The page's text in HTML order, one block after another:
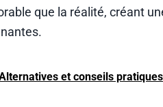
que la réalité, créant
et conseils pratiques